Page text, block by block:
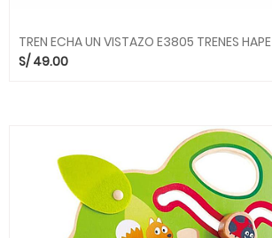
TREN ECHA UN VISTAZO E3805 TRENES HAPE
S/ 49.00